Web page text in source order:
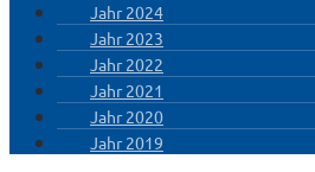
Jahr 2024
Jahr 2023
Jahr 2022
Jahr 2021
Jahr 2020
Jahr 2019